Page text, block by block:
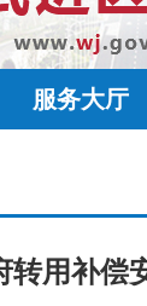
服务大厅
用补偿